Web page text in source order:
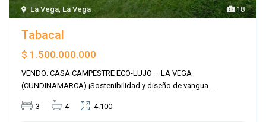
18
La Vega, La Vega
Tabacal
$ 1.500.000.000
VENDO: CASA CAMPESTRE ECO-LUJO – LA VEGA
(CUNDINAMARCA) ¡Sostenibilidad y diseño de vangua ...
3 4 4.100